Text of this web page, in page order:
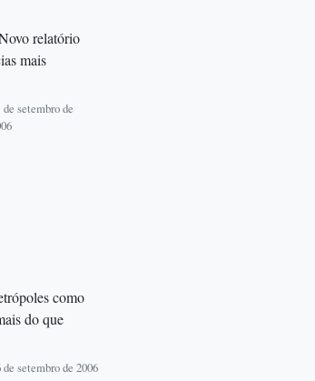
relatório
mais
de setembro de
como
do que
de setembro de 2006